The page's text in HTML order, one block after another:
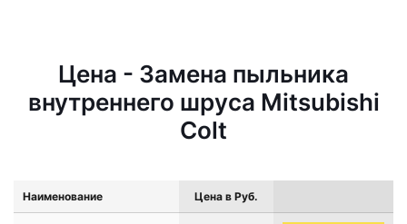
Цена - Замена пыльника
внутреннего шруса Mitsubishi
Colt
Наименование Цена в Руб.